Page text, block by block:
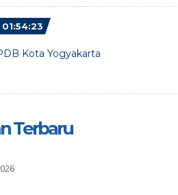
Kota Yogyakarta
Terbaru